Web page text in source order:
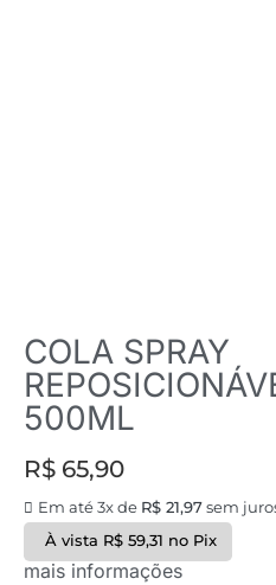
COLA SPRAY
500ML
R$ 65,90
Em até 3x de R$ 21,97 sem
À vista R$59,31 no Pix
mais informações